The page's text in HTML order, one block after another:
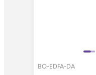
BO-EDFA-DA